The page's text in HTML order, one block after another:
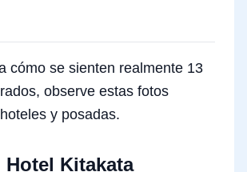
cómo se sienten realmente 13
observe estas fotos
y posadas.
Hotel Kitakata